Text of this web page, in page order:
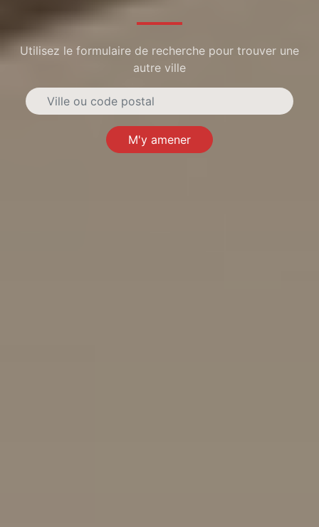
Utilisez le formulaire de recherche pour trouver une
autre ville
M'y amener